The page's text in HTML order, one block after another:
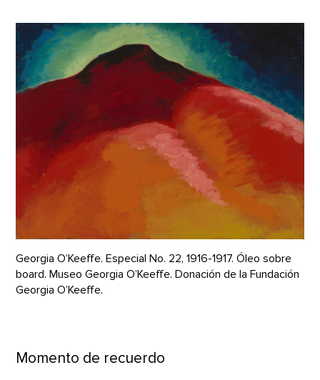
Georgia O’Keeffe. Especial No. 22, 1916-1917. Óleo sobre
board. Museo Georgia O’Keeffe. Donación de la Fundación
Georgia O’Keeffe.
Momento de recuerdo